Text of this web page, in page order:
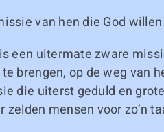
van hen die God
een uitermate zware
brengen, op de weg van
die uiterst geduld en
zelden mensen voor zo’n